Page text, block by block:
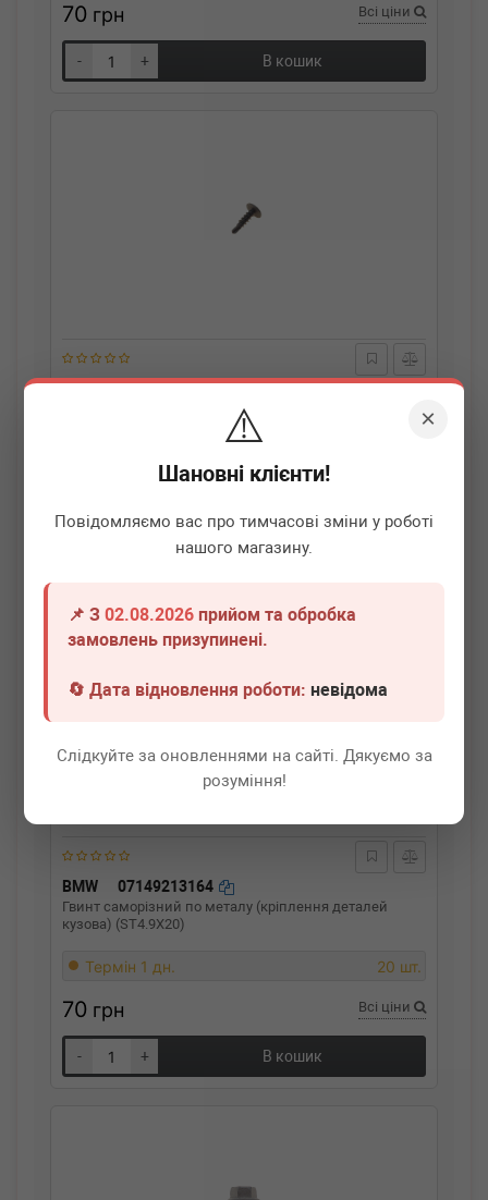
×
⚠️
Шановні клієнти!
Повідомляємо вас про тимчасові зміни у роботі
нашого магазину.
📌 З02.08.2026 прийом та обробка
замовлень призупинені.
🔄 Дата відновлення роботи:невідома
Слідкуйте за оновленнями на сайті. Дякуємо за
розуміння!
70 грн Всі ціни
- + В кошик
BMW 07146986938
Гвинт саморізний по металу (кріплення деталей
Термін 1 дн.
70
В кошик
BMW 07149213164
Гвинт саморізний по металу (кріплення деталей
кузова) (ST4.9X20)
Термін 1 дн. 20 шт.
70 грн Всі ціни
- + В кошик